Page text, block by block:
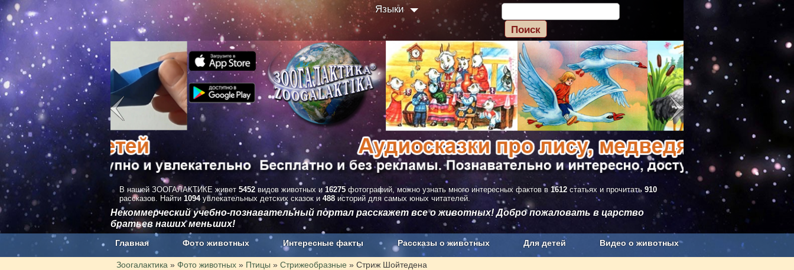
Языки
В нашей ЗООГАЛАКТИКЕ живет 5452 видов животных и 16275 фотографий, можно узнать много интересных фактов в 1612 статьях и прочитать 910
рассказов. Найти 1094увлекательных детских сказок и 488 историй для самых юных читателей.
Некоммерческий учебно-познавательный портал расскажет все о животных! Добро пожаловать в царство
братьев наших меньших!
Главная Фото животных Интересные факты Рассказы о животных Для детей Видео о животных
Наши приложения. Бесплатно и без рекламы
Зоогалактика » Фото животных » Птицы » Стрижеобразные » Стриж Шойтедена